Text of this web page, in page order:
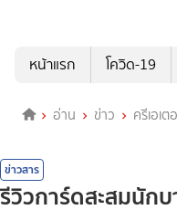
หน้าแรก
โควิด-19
อ่าน ข่าว ครีเอเต
ข่าวสาร
รีวิวการ์ดสะสมนัก